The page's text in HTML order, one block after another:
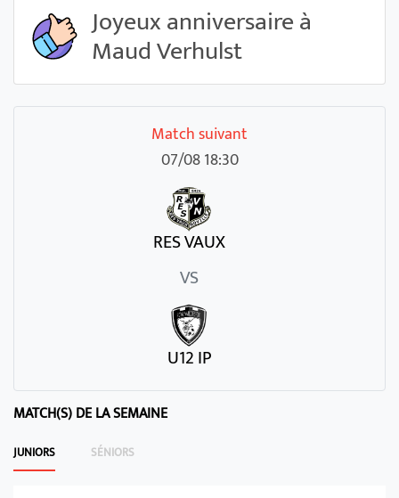
Joyeux anniversaire à
Maud Verhulst
Match suivant
07/08 18:30
RES VAUX
VS
U12 IP
MATCH(S) DE LA SEMAINE
JUNIORS SÉNIORS